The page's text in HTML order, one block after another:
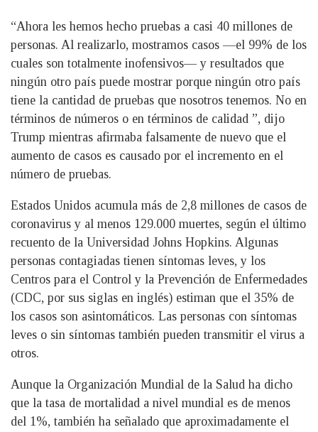
“Ahora les hemos hecho pruebas a casi 40 millones de
personas. Al realizarlo, mostramos casos ––el 99% de los
cuales son totalmente inofensivos–– y resultados que
ningún otro país puede mostrar porque ningún otro país
tiene la cantidad de pruebas que nosotros tenemos. No en
términos de números o en términos de calidad ”, dijo
Trump mientras afirmaba falsamente de nuevo que el
aumento de casos es causado ​​por el incremento en el
número de pruebas.
Estados Unidos acumula más de 2,8 millones de casos de
coronavirus y al menos 129.000 muertes, según el último
recuento de la Universidad Johns Hopkins. Algunas
personas contagiadas tienen síntomas leves, y los
Centros para el Control y la Prevención de Enfermedades
(CDC, por sus siglas en inglés) estiman que el 35% de
los casos son asintomáticos. Las personas con síntomas
leves o sin síntomas también pueden transmitir el virus a
otros.
Aunque la Organización Mundial de la Salud ha dicho
que la tasa de mortalidad a nivel mundial es de menos
del 1%, también ha señalado que aproximadamente el